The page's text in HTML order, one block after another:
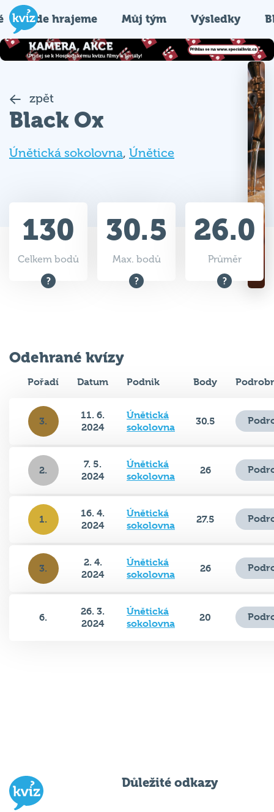
Kde hrajeme Můj tým Výsledky
zpět
Black Ox
Únětická sokolovna, Únětice
130
Celkem bodů
30.5
Max. bodů
26.0
Průměr
Odehrané kvízy
Pořadí Datum Podnik Body
3.
11. 6.
2024
Únětická
sokolovna
30.5
2.
7. 5.
2024
Únětická
sokolovna
26
1.
16. 4.
2024
Únětická
sokolovna
27.5
3.
2. 4.
2024
Únětická
sokolovna
26
6.
26. 3.
2024
Únětická
sokolovna
20
Důležité odkazy